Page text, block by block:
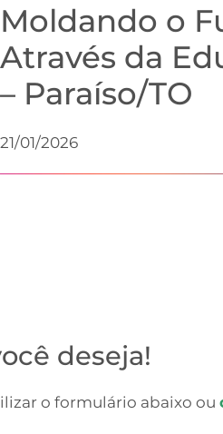
Moldando o
Através da
– Paraíso/TO
21/01/2026
deseja!
o formulário abaixo ou